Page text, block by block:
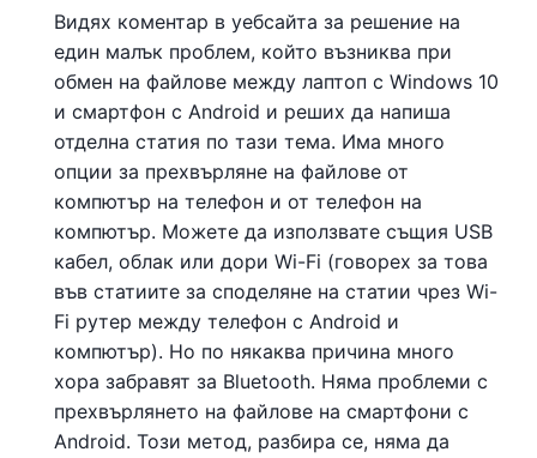
Видях коментар в уебсайта за решение на
един малък проблем, който възниква при
обмен на файлове между лаптоп с Windows 10
и смартфон с Android и реших да напиша
отделна статия по тази тема. Има много
опции за прехвърляне на файлове от
компютър на телефон и от телефон на
компютър. Можете да използвате същия USB
кабел, облак или дори Wi-Fi (говорех за това
във статиите за споделяне на статии чрез Wi-
Fi рутер между телефон с Android и
компютър). Но по някаква причина много
хора забравят за Bluetooth. Няма проблеми с
прехвърлянето на файлове на смартфони с
Android. Този метод, разбира се, няма да